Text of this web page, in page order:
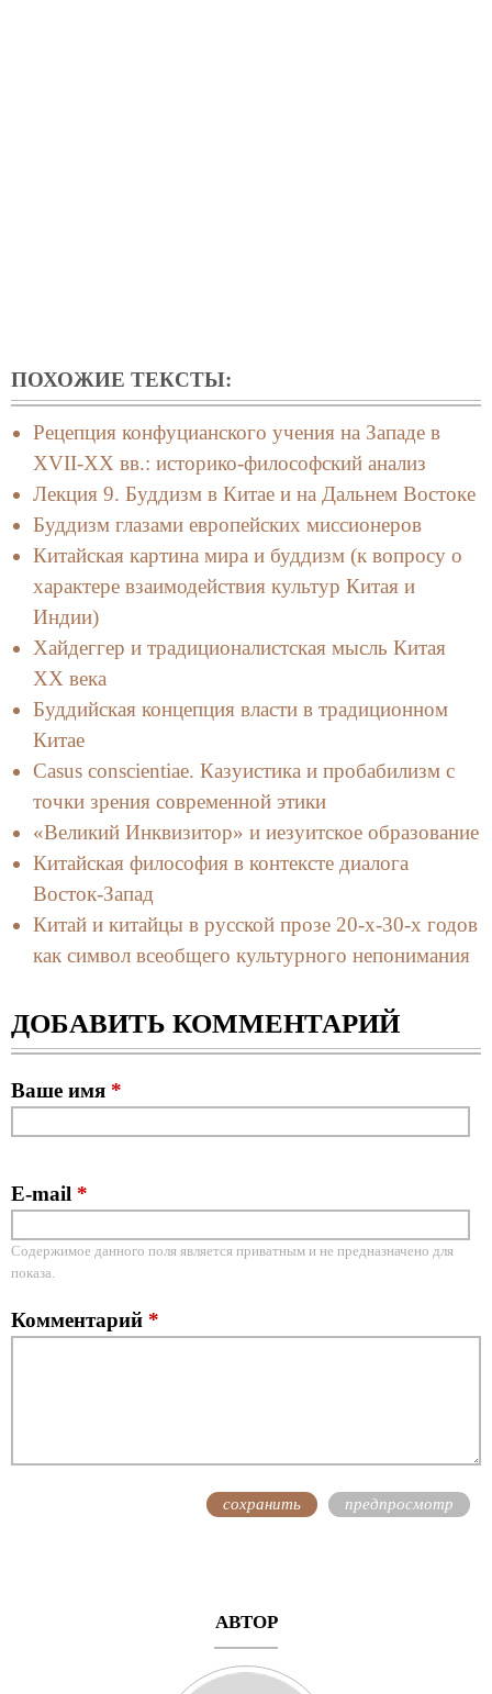
ПОХОЖИЕ ТЕКСТЫ:
Рецепция конфуцианского учения на Западе в
XVII-XX вв.: историко-философский анализ
Лекция 9. Буддизм в Китае и на Дальнем Востоке
Буддизм глазами европейских миссионеров
Китайская картина мира и буддизм (к вопросу о
характере взаимодействия культур Китая и
Индии)
Хайдеггер и традиционалистская мысль Китая
XX века
Буддийская концепция власти в традиционном
Китае
Casus conscientiae. Казуистика и пробабилизм с
точки зрения современной этики
«Великий Инквизитор» и иезуитское образование
Китайская философия в контексте диалога
Восток-Запад
Китай и китайцы в русской прозе 20-х-30-х годов
как символ всеобщего культурного непонимания
ДОБАВИТЬ КОММЕНТАРИЙ
Ваше имя *
E-mail *
Содержимое данного поля является приватным и не предназначено для
показа.
Комментарий *
АВТОР